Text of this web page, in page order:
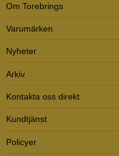
Om Torebrings
Varumärken
Nyheter
Arkiv
Kontakta oss direkt
Kundtjänst
Policyer